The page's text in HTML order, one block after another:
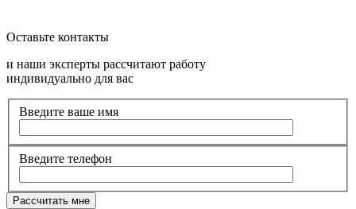
Оставьте контакты
и наши эксперты рассчитают работу
индивидуально для вас
Введите ваше имя
Введите телефон